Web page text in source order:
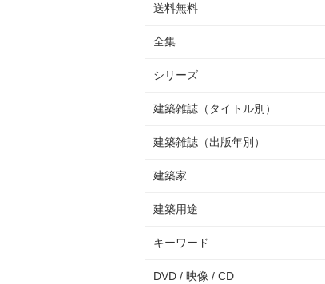
送料無料
全集
シリーズ
建築雑誌（タイトル別）
建築雑誌（出版年別）
建築家
建築用途
キーワード
DVD / 映像 / CD